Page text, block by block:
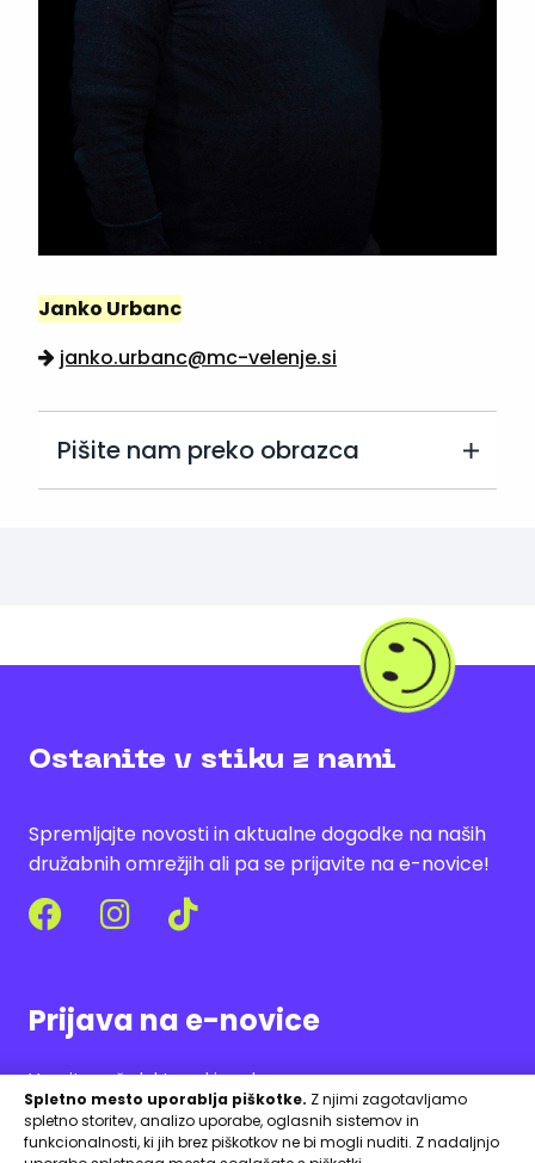
Janko Urbanc
janko.urbanc@mc-velenje.si
Pišite nam preko obrazca
Ostanite v stiku z nami
Spremljajte novosti in aktualne dogodke na naših
družabnih omrežjih ali pa se prijavite na e-novice!
Prijava na e-novice
Vnesite vaš elektronski naslov
Spletno mesto uporablja piškotke. Z njimi zagotavljamo
spletno storitev, analizo uporabe, oglasnih sistemov in
funkcionalnosti, ki jih brez piškotkov ne bi mogli nuditi. Z nadaljnjo